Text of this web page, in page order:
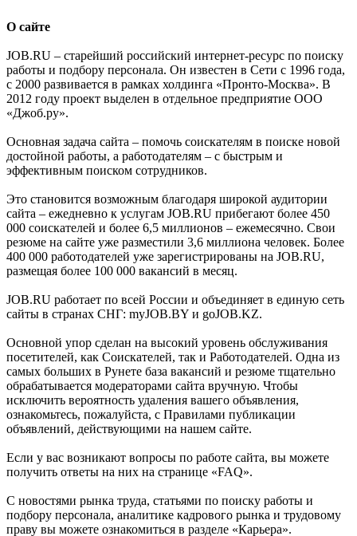
О сайте
JOB.RU – старейший российский интернет-ресурс по поиску
работы и подбору персонала. Он известен в Сети с 1996 года,
с 2000 развивается в рамках холдинга «Пронто-Москва». В
2012 году проект выделен в отдельное предприятие ООО
«Джоб.ру».
Основная задача сайта – помочь соискателям в поиске новой
достойной работы, а работодателям – с быстрым и
эффективным поиском сотрудников.
Это становится возможным благодаря широкой аудитории
сайта – ежедневно к услугам JOB.RU прибегают более 450
000 соискателей и более 6,5 миллионов – ежемесячно. Свои
резюме на сайте уже разместили 3,6 миллиона человек. Более
400 000 работодателей уже зарегистрированы на JOB.RU,
размещая более 100 000 вакансий в месяц.
JOB.RU работает по всей России и объединяет в единую сеть
сайты в странах СНГ: myJOB.BY и goJOB.KZ.
Основной упор сделан на высокий уровень обслуживания
посетителей, как Соискателей, так и Работодателей. Одна из
самых больших в Рунете база вакансий и резюме тщательно
обрабатывается модераторами сайта вручную. Чтобы
исключить вероятность удаления вашего объявления,
ознакомьтесь, пожалуйста, с Правилами публикации
объявлений, действующими на нашем сайте.
Если у вас возникают вопросы по работе сайта, вы можете
получить ответы на них на странице «FAQ».
С новостями рынка труда, статьями по поиску работы и
подбору персонала, аналитике кадрового рынка и трудовому
праву вы можете ознакомиться в разделе «Карьера».